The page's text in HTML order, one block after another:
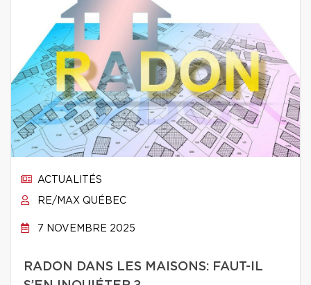
ACTUALITÉS
RE/MAX QUÉBEC
7 NOVEMBRE 2025
RADON DANS LES MAISONS: FAUT-IL